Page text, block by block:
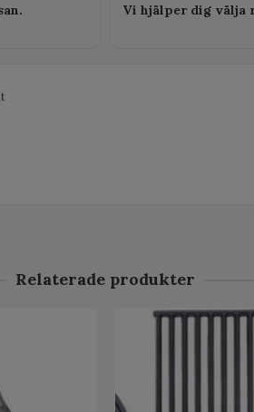
Vi hjälper dig välja
Relaterade produkter